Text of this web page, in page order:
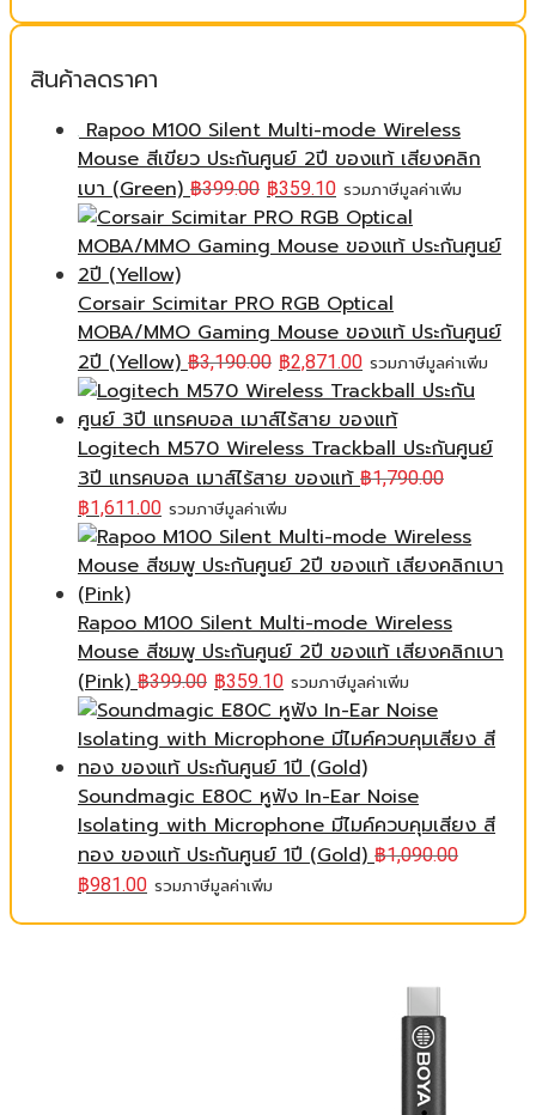
สินค้าลดราคา
Rapoo M100 Silent Multi-mode Wireless
Mouse สีเขียว ประกันศูนย์ 2ปี ของแท้ เสียงคลิก
เบา (Green) ฿399.00 ฿359.10 รวมภาษีมูลค่าเพิ่ม
Corsair Scimitar PRO RGB Optical
MOBA/MMO Gaming Mouse ของแท้ ประกันศูนย์
2ปี (Yellow) ฿3,190.00 ฿2,871.00 รวมภาษีมูลค่าเพิ่ม
Logitech M570 Wireless Trackball ประกันศูนย์
3ปี แทรคบอล เมาส์ไร้สาย ของแท้ ฿1,790.00
฿1,611.00 รวมภาษีมูลค่าเพิ่ม
Rapoo M100 Silent Multi-mode Wireless
Mouse สีชมพู ประกันศูนย์ 2ปี ของแท้ เสียงคลิกเบา
(Pink) ฿399.00 ฿359.10 รวมภาษีมูลค่าเพิ่ม
Soundmagic E80C หูฟัง In-Ear Noise
Isolating with Microphone มีไมค์ควบคุมเสียง สี
ทอง ของแท้ ประกันศูนย์ 1ปี (Gold) ฿1,090.00
฿981.00 รวมภาษีมูลค่าเพิ่ม